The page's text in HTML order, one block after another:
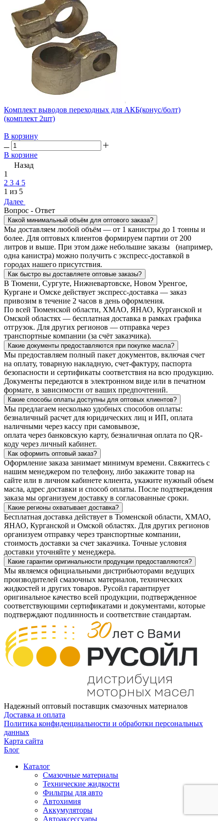
Комплект выводов переходных для АКБ(конус/болт)
(комплект 2шт)
В корзину
В корзине
Назад
1
2 3 4 5
1 из 5
Далее
Вопрос - Ответ
Какой минимальный объём для оптового заказа?
Мы доставляем любой объём — от 1 канистры до 1 тонны и
более. Для оптовых клиентов формируем партии от 200
литров и выше. При этом даже небольшие заказы (например,
одна канистра) можно получить с экспресс-доставкой в
городах нашего присутствия.
Как быстро вы доставляете оптовые заказы?
В Тюмени, Сургуте, Нижневартовске, Новом Уренгое,
Кургане и Омске действует экспресс-доставка — заказ
привозим в течение 2 часов в день оформления.
По всей Тюменской области, ХМАО, ЯНАО, Курганской и
Омской областях — бесплатная доставка в рамках графика
отгрузок. Для других регионов — отправка через
транспортные компании (за счёт заказчика).
Какие документы предоставляются при покупке масла?
Мы предоставляем полный пакет документов, включая счет
на оплату, товарную накладную, счет-фактуру, паспорта
безопасности и сертификаты соответствия на всю продукцию.
Документы передаются в электронном виде или в печатном
формате, в зависимости от ваших предпочтений.
Какие способы оплаты доступны для оптовых клиентов?
Мы предлагаем несколько удобных способов оплаты:
безналичный расчет для юридических лиц и ИП, оплата
наличными через кассу при самовывозе,
оплата через банковскую карту, безналичная оплата по QR-
коду через личный кабинет.
Как оформить оптовый заказ?
Оформление заказа занимает минимум времени. Свяжитесь с
нашим менеджером по телефону, либо закажите товар на
сайте или в личном кабинете клиента, укажите нужный объем
масла, адрес доставки и способ оплаты. После подтверждения
заказа мы организуем доставку в согласованные сроки.
Какие регионы охватывает доставка?
Бесплатная доставка действует в Тюменской области, ХМАО,
ЯНАО, Курганской и Омской областях. Для других регионов
организуем отправку через транспортные компании,
стоимость доставки за счет заказчика. Точные условия
доставки уточняйте у менеджера.
Какие гарантии оригинальности продукции предоставляются?
Мы являемся официальными дистрибьюторами ведущих
производителей смазочных материалов, технических
жидкостей и других товаров. Русойл гарантирует
оригинальное качество всей продукции, подтвержденное
соответствующими сертификатами и документами, которые
подтверждают подлинность и соответствие стандартам.
Надежный оптовый поставщик смазочных материалов
Доставка и оплата
Политика конфиденциальности и обработки персональных
данных
Карта сайта
Блог
Каталог
Смазочные материалы
Технические жидкости
Фильтры для авто
Автохимия
Аккумуляторы
Автоаксессуары